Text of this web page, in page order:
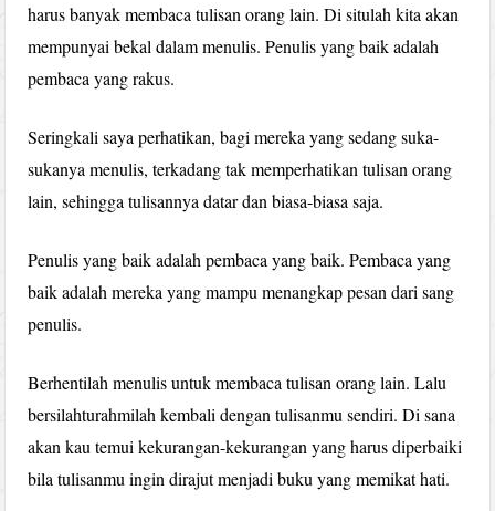
harus banyak membaca tulisan orang lain. Di situlah kita akan
mempunyai bekal dalam menulis. Penulis yang baik adalah
pembaca yang rakus.
Seringkali saya perhatikan, bagi mereka yang sedang suka-
sukanya menulis, terkadang tak memperhatikan tulisan orang
lain, sehingga tulisannya datar dan biasa-biasa saja.
Penulis yang baik adalah pembaca yang baik. Pembaca yang
baik adalah mereka yang mampu menangkap pesan dari sang
penulis.
Berhentilah menulis untuk membaca tulisan orang lain. Lalu
bersilahturahmilah kembali dengan tulisanmu sendiri. Di sana
akan kau temui kekurangan-kekurangan yang harus diperbaiki
bila tulisanmu ingin dirajut menjadi buku yang memikat hati.